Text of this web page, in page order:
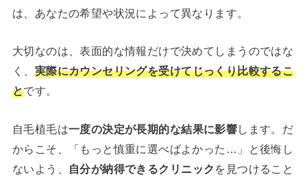
は、あなたの希望や状況によって異なります。
大切なのは、表面的な情報だけで決めてしまうのではな
く、 実際にカウンセリングを受けてじっくり比較するこ
とです。
自毛植毛は一度の決定が長期的な結果に影響します。だ
からこそ、「もっと慎重に選べばよかった…」と後悔し
ないよう、
自分が納得できるクリニック を見つけること